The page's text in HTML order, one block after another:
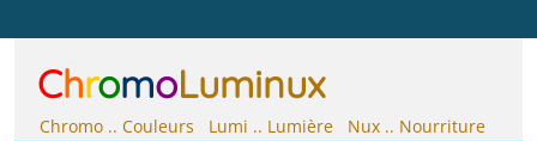
ChromoLuminux
Chromo .. Couleurs Lumi .. Lumière Nux .. Nourriture